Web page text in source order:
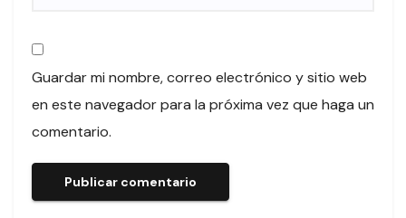
Guardar mi nombre, correo electrónico y sitio web
en este navegador para la próxima vez que haga un
comentario.